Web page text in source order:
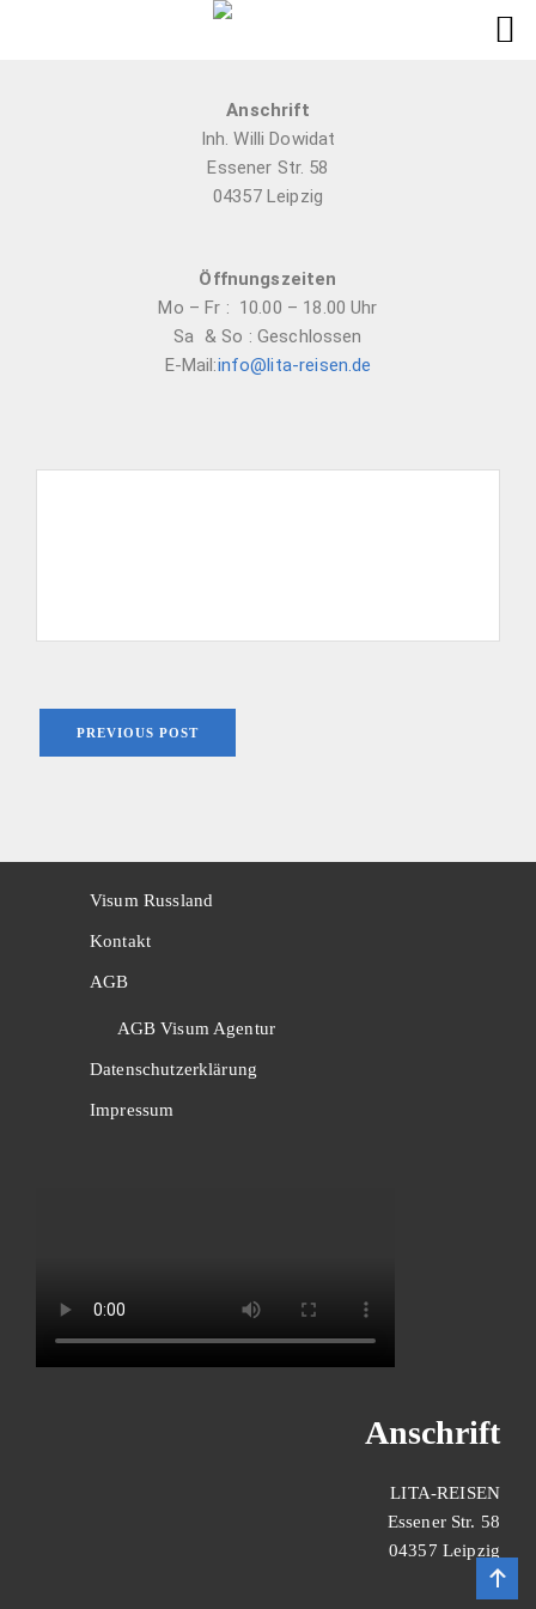
Anschrift
Inh. Willi Dowidat
Essener Str. 58
04357 Leipzig
Öffnungszeiten
Mo – Fr : 10.00 – 18.00 Uhr
Sa & So : Geschlossen
E-Mail:info@lita-reisen.de
PREVIOUS POST
Visum Russland
Kontakt
AGB
AGB Visum Agentur
Datenschutzerklärung
Impressum
Anschrift
LITA-REISEN
Essener Str. 58
04357 Leipzig